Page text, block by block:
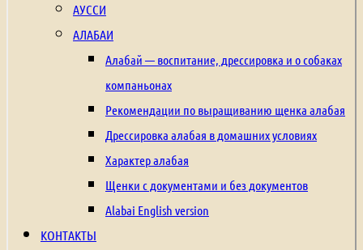
родословной,
АУССИ
АЛАБАИ
Алабай — воспитание, дрессировка и о собаках
компаньонах
Рекомендации по выращиванию щенка алабая
Дрессировка алабая в домашних условиях
Характер алабая
Щенки с документами и без документов
Alabai English version
КОНТАКТЫ